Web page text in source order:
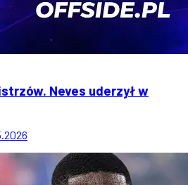
Neves uderzył w